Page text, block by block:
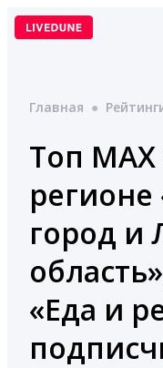
Перейти
Главная ●
Топ
город и
«Еда и